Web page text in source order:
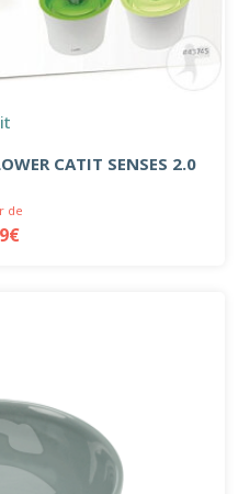
CATIT SENSES 2.0
de